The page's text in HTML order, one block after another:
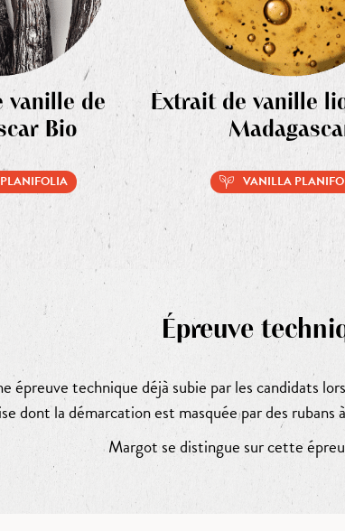
vanille de
Bio
Extrait de vanille
VANILLA
Épreuve
épreuve technique déjà subie par les candidats
dont la démarcation est masquée par des
Margot se distingue sur cette